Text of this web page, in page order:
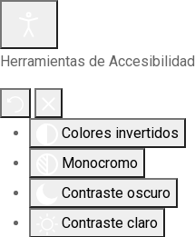
Herramientas de Accesibilidad
Colores invertidos
Monocromo
Contraste oscuro
Contraste claro